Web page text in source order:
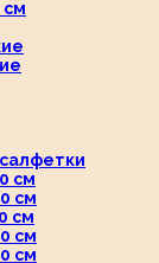
см
см
см
см
см
см